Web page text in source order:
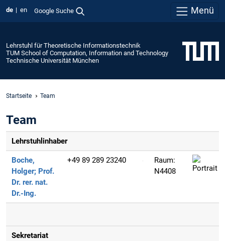
de en Google Suche Menü
Lehrstuhl für Theoretische Informationstechnik
TUM School of Computation, Information and Technology
Technische Universität München
Startseite Team
Team
Lehrstuhlinhaber
Boche,
Holger; Prof.
Dr. rer. nat.
Dr.-Ing.
+49 89 289 23240
Raum:
N4408
Sekretariat